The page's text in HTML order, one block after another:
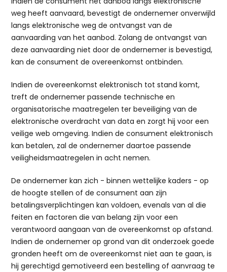
weg heeft aanvaard, bevestigt de ondernemer onverwijld
langs elektronische weg de ontvangst van de
aanvaarding van het aanbod. Zolang de ontvangst van
deze aanvaarding niet door de ondernemer is bevestigd,
kan de consument de overeenkomst ontbinden.
Indien de overeenkomst elektronisch tot stand komt,
treft de ondernemer passende technische en
organisatorische maatregelen ter beveiliging van de
elektronische overdracht van data en zorgt hij voor een
veilige web omgeving. Indien de consument elektronisch
kan betalen, zal de ondernemer daartoe passende
veiligheidsmaatregelen in acht nemen.
De ondernemer kan zich - binnen wettelijke kaders - op
de hoogte stellen of de consument aan zijn
betalingsverplichtingen kan voldoen, evenals van al die
feiten en factoren die van belang zijn voor een
verantwoord aangaan van de overeenkomst op afstand.
Indien de ondernemer op grond van dit onderzoek goede
gronden heeft om de overeenkomst niet aan te gaan, is
hij gerechtigd gemotiveerd een bestelling of aanvraag te